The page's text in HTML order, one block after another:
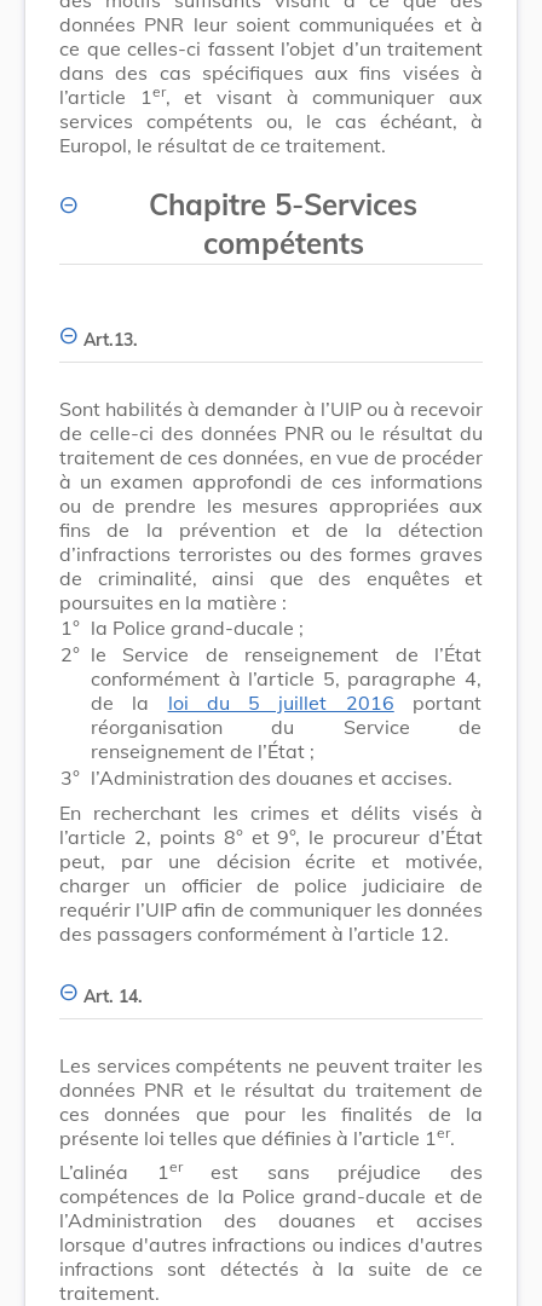
données PNR leur soient communiquées et à
ce que celles-ci fassent l’objet d’un traitement
dans des cas spécifiques aux fins visées à
l’article 1 er, et visant à communiquer aux
services compétents ou, le cas échéant, à
Europol, le résultat de ce traitement.
Chapitre 5-Services
compétents
Art.13.
Sont habilités à demander à l’UIP ou à recevoir
de celle-ci des données PNR ou le résultat du
traitement de ces données, en vue de procéder
à un examen approfondi de ces informations
ou de prendre les mesures appropriées aux
fins de la prévention et de la détection
d’infractions terroristes ou des formes graves
de criminalité, ainsi que des enquêtes et
poursuites en la matière :
1° la Police grand-ducale ;
2° le Service de renseignement de l’État
conformément à l’article 5, paragraphe 4,
de la loi du 5 juillet 2016 portant
réorganisation du Service de
renseignement de l’État ;
3° l’Administration des douanes et accises.
En recherchant les crimes et délits visés à
l’article 2, points 8° et 9°, le procureur d’État
peut, par une décision écrite et motivée,
charger un officier de police judiciaire de
requérir l’UIP afin de communiquer les données
des passagers conformément à l’article 12.
Art. 14.
Les services compétents ne peuvent traiter les
données PNR et le résultat du traitement de
ces données que pour les finalités de la
présente loi telles que définies à l’article 1 er.
L’alinéa 1 erest sans préjudice des
compétences de la Police grand-ducale et de
l’Administration des douanes et accises
lorsque d'autres infractions ou indices d'autres
infractions sont détectés à la suite de ce
traitement.